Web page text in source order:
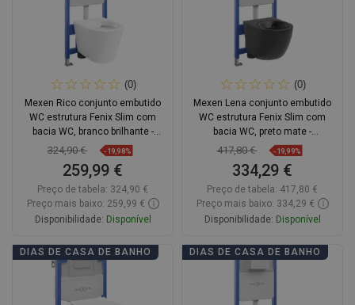
(0)
Mexen Rico conjunto embutido
WC estrutura Fenix Slim com
bacia WC, branco brilhante -
6103372XX00
324,90 € -19,98%
259,99 €
Preço de tabela: 324,90 €
Preço mais baixo: 259,99 €
Disponibilidade: Disponível
Adicionar
Comparar
(0)
Mexen Lena conjunto embutido
WC estrutura Fenix Slim com
bacia WC, preto mate -
6103322XX85
417,80 € -19,99%
334,29 €
Preço de tabela: 417,80 €
Preço mais baixo: 334,29 €
Disponibilidade: Disponível
Adicionar
DIAS DE CASA DE BANHO DIAS DE CASA DE BANHO